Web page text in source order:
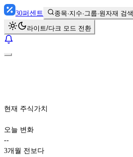
30퍼센트 종목·지수·그룹·원자재 검색
라이트/다크 모드 전환
현재 주식가치
오늘 변화
--
3개월 전보다